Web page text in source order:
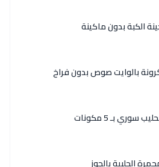
الكبة بدون ماكينة
بالوايت صوص بدون فراخ
بـ 5 مكونات
الحلبية بالجوز